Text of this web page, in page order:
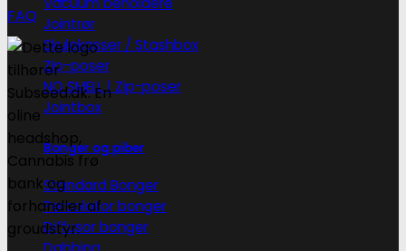
Jointrør
Skulekasser / Stashbox
Zip-poser
NO SMELL | Zip-poser
Jointbox
Bonger og piber
Standard Bonger
Percolator bonger
Diffusor bonger
FAQ